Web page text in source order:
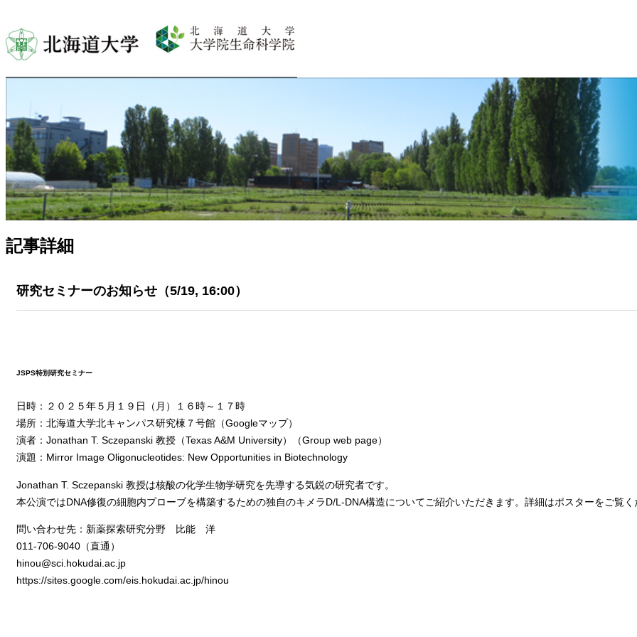
記事詳細
研究セミナーのお知らせ（5/19, 16:00）
JSPS特別研究セミナー
日時：２０２５年５月１９日（月）１６時～１７時
場所：北海道大学北キャンパス研究棟７号館（Googleマップ）
演者：Jonathan T. Sczepanski 教授（Texas A&M University）（Group web page）
演題：Mirror Image Oligonucleotides: New Opportunities in Biotechnology
Jonathan T. Sczepanski 教授は核酸の化学生物学研究を先導する気鋭の研究者です。
本公演ではDNA修復の細胞内プローブを構築するための独自のキメラD/L-DNA構造についてご紹介いただきます。詳細はポスターをご覧く
問い合わせ先：新薬探索研究分野 比能 洋
011-706-9040（直通）
hinou@sci.hokudai.ac.jp
https://sites.google.com/eis.hokudai.ac.jp/hinou